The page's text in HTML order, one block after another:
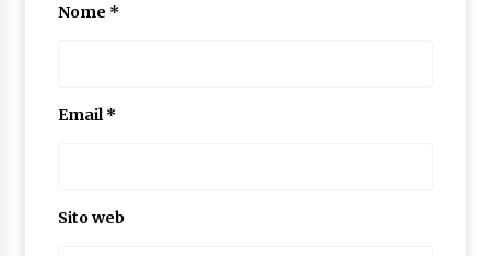
Nome *
Email*
Sito web